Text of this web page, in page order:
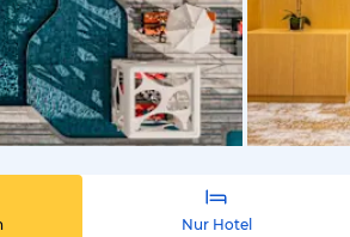
vom
Nur Hotel